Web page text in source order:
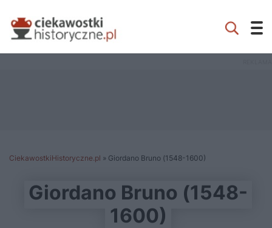
CiekawostkiHistoryczne.pl » Giordano Bruno (1548-1600)
Giordano Bruno (1548-
1600)